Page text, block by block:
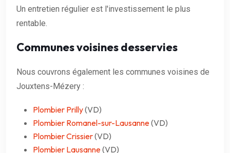
Un entretien régulier est l'investissement le plus
rentable.
Communes voisines desservies
Nous couvrons également les communes voisines de
Jouxtens-Mézery :
Plombier Prilly(VD)
Plombier Romanel-sur-Lausanne(VD)
Plombier Crissier(VD)
Plombier Lausanne(VD)